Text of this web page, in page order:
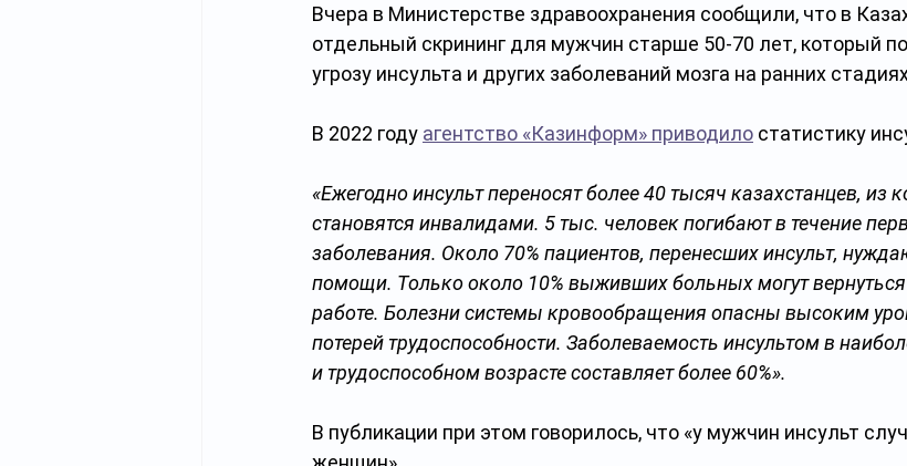
Вчера в Министерстве здравоохранения сообщили, что в
отдельный скрининг для мужчин старше 50-70 лет, который
угрозу инсульта и других заболеваний мозга на ранних
В 2022 году агентство «Казинформ» приводило статистику
«Ежегодно инсульт переносят более 40 тысяч казахстанцев, из
становятся инвалидами. 5 тыс. человек погибают в течение
заболевания. Около 70% пациентов, перенесших инсульт,
помощи. Только около 10% выживших больных могут
работе. Болезни системы кровообращения опасны высоким
потерей трудоспособности. Заболеваемость инсультом в
и трудоспособном возрасте составляет более 60%».
В публикации при этом говорилось, что «у мужчин инсульт